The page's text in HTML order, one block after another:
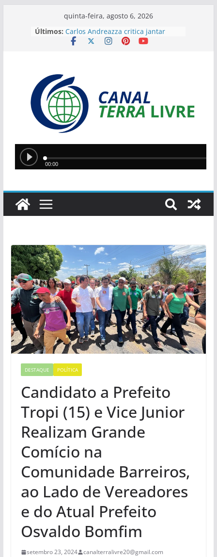
quinta-feira, agosto 6, 2026
Últimos: Carlos Andreazza critica jantar
entre Lula, Alcolumbre e ministros
de condições análogas à escravidão
na zona rural de José de Freitas
Ponte Metálica entre Teresina e
Timon será interditada nesta sexta-
feira para manutenção
Mais de 78 mil agricultores do Piauí
Leilão do Instituto Neymar Jr. bate
recorde e arrecada mais de R$ 21
DESTAQUE POLÍTICA
Candidato a Prefeito
Tropi (15) e Vice Junior
Realizam Grande
Comício na
Comunidade Barreiros,
ao Lado de Vereadores
e do Atual Prefeito
Osvaldo Bomfim
setembro 23, 2024 canalterralivre20@gmail.com